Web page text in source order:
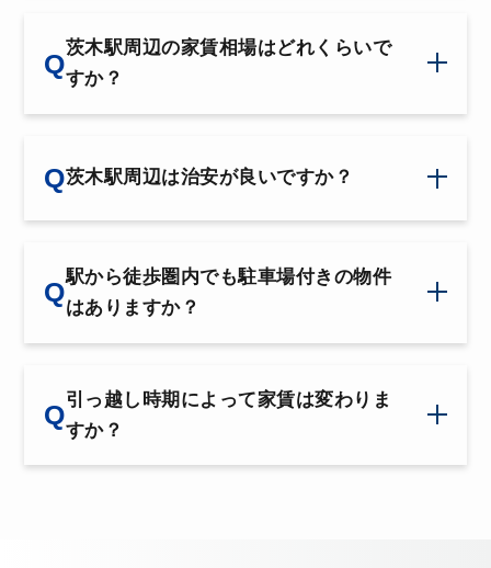
茨木駅周辺の家賃相場はどれくらいで
すか？
茨木駅周辺は治安が良いですか？
駅から徒歩圏内でも駐車場付きの物件
はありますか？
引っ越し時期によって家賃は変わりま
すか？